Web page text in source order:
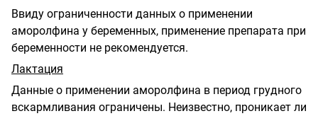
Ввиду ограниченности данных о применении
аморолфина у беременных, применение препарата при
беременности не рекомендуется.
Лактация
Данные о применении аморолфина в период грудного
вскармливания ограничены. Неизвестно, проникает ли